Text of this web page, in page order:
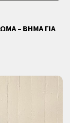
– ΒΗΜΑ ΓΙΑ